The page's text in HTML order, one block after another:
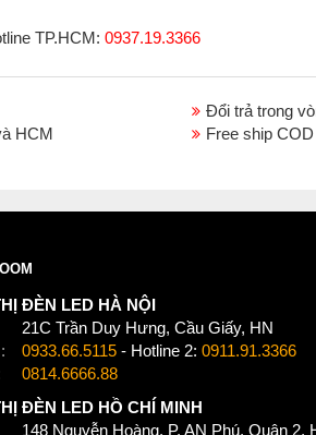
TP.HCM: 0937.19.3366
Đổi trả trong
HCM
Free ship
ĐÈN LED HÀ NỘI
21C Trần Duy Hưng, Cầu Giấy, HN
0933.66.5115 - Hotline 2: 0911.91.3366
0814.6666.88
ĐÈN LED HỒ CHÍ MINH
148 Nguyễn Hoàng, P. AN Phú, Quận 2,